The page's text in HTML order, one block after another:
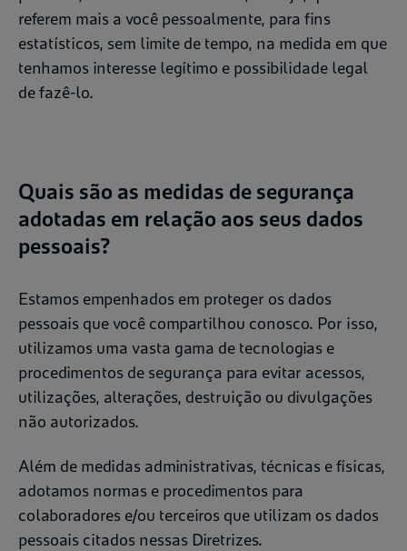
referem mais a você pessoalmente, para fins
estatísticos, sem limite de tempo, na medida em que
tenhamos interesse legítimo e possibilidade legal
de fazê-lo.
Quais são as medidas de segurança
adotadas em relação aos seus dados
pessoais?
Estamos empenhados em proteger os dados
pessoais que você compartilhou conosco. Por isso,
utilizamos uma vasta gama de tecnologias e
procedimentos de segurança para evitar acessos,
utilizações, alterações, destruição ou divulgações
não autorizados.
Além de medidas administrativas, técnicas e físicas,
adotamos normas e procedimentos para
colaboradores e/ou terceiros que utilizam os dados
pessoais citados nessas Diretrizes.